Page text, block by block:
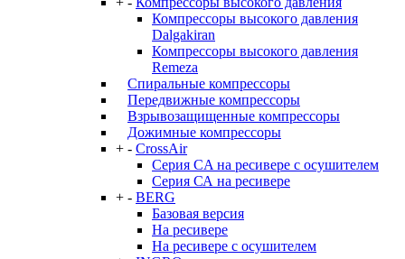
Компрессоры высокого давления
Dalgakiran
Компрессоры высокого давления
Remeza
Спиральные компрессоры
Передвижные компрессоры
Взрывозащищенные компрессоры
Дожимные компрессоры
+ - CrossAir
Серия CA на ресивере с осушителем
Серия СА на ресивере
+ - BERG
Базовая версия
На ресивере
На ресивере с осушителем